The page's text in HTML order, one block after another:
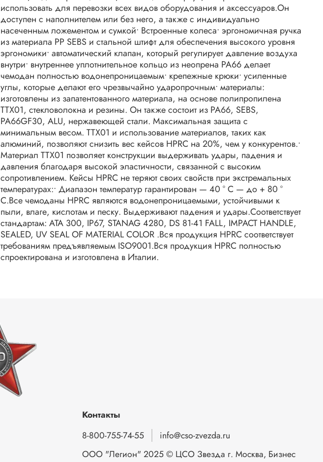
использовать для перевозки всех видов оборудования и аксессуаров.Он
доступен с наполнителем или без него, а также с индивидуально
насеченным ложементом и сумкой• Встроенные колеса• эргономичная ручка
из материала PP SEBS и стальной штифт для обеспечения высокого уровня
эргономики• автоматический клапан, который регулирует давление воздуха
внутри• внутреннее уплотнительное кольцо из неопрена PA66 делает
чемодан полностью водонепроницаемым• крепежные крюки• усиленные
углы, которые делают его чрезвычайно ударопрочным• материалы:
изготовлены из запатентованного материала, на основе полипропилена
TTX01, стекловолокна и резины. Он также состоит из PA66, SEBS,
PA66GF30, ALU, нержавеющей стали. Максимальная защита с
минимальным весом. TTX01 и использование материалов, таких как
алюминий, позволяют снизить вес кейсов HPRC на 20%, чем у конкурентов.•
Материал TTX01 позволяет конструкции выдерживать удары, падения и
давления благодаря высокой эластичности, связанной с высоким
сопротивлением. Кейсы HPRC не теряют своих свойств при экстремальных
температурах:• Диапазон температур гарантирован — 40 ° C — до + 80 °
C.Все чемоданы HPRC являются водонепроницаемыми, устойчивыми к
пыли, влаге, кислотам и песку. Выдерживают падения и удары.Соответствует
стандартам: ATA 300, IP67, STANAG 4280, DS 81-41 FALL, IMPACT HANDLE,
SEALED, UV SEAL OF MATERIAL COLOR .Вся продукция HPRC соответствует
требованиям предъявляемым ISO9001.Вся продукция HPRC полностью
спроектирована и изготовлена в Италии.
Контакты
8-800-755-74-55
info@cso-zvezda.ru
ООО "Легион" 2025 © ЦСО Звезда г. Москва, Бизнес